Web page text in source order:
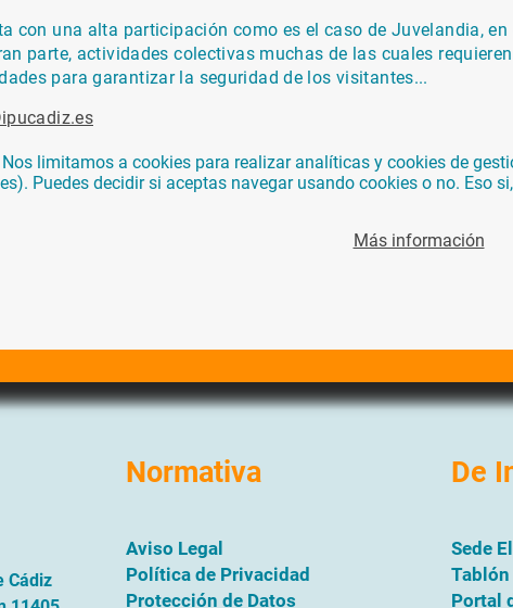
con una alta participación como es el caso de Juvelandia,
parte, actividades colectivas muchas de las cuales
para garantizar la seguridad de los visitantes...
Cádiz
Normativa
Aviso Legal
Política de Privacidad
Protección de Datos
De
Sede
Portal
limitamos a cookies para realizar analíticas y cookies de
Puedes decidir si aceptas navegar usando cookies o no. Eso
Más información